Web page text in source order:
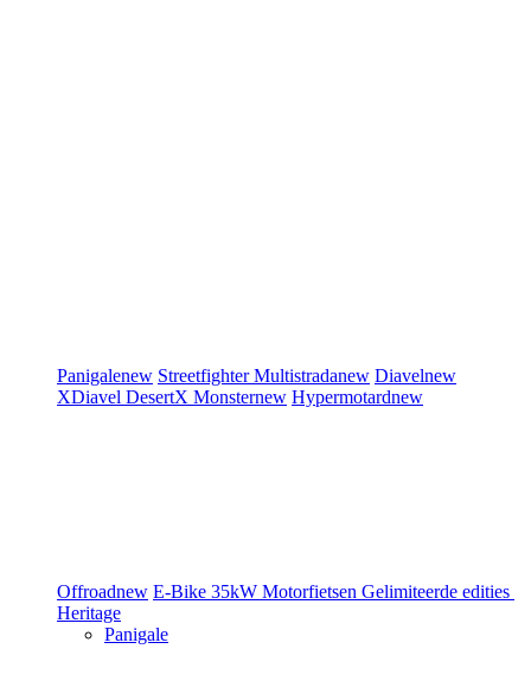
Panigalenew StreetfighterMultistradanew Diavelnew
XDiavel DesertX Monsternew Hypermotardnew
Offroadnew E-Bike 35kW Motorfietsen Gelimiteerde edities
Heritage
Panigale